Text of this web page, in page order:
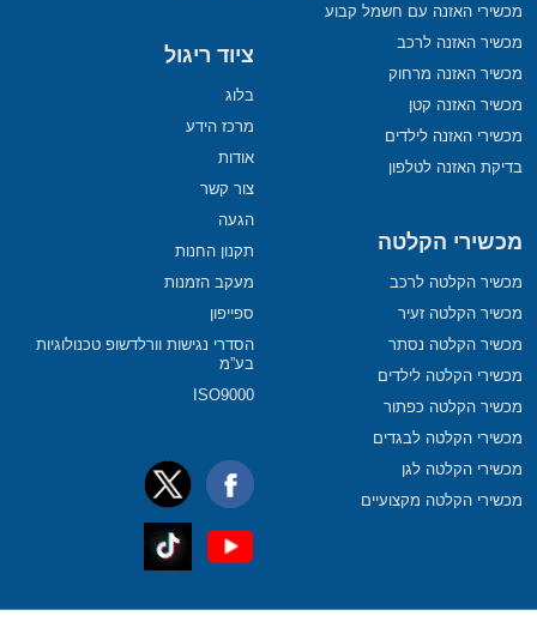
מכשירי האזנה עם חשמל קבוע
מכשיר האזנה לרכב
מכשיר האזנה מרחוק
מכשיר האזנה קטן
מכשירי האזנה לילדים
בדיקת האזנה לטלפון
מכשירי הקלטה
מכשיר הקלטה לרכב
מכשיר הקלטה זעיר
מכשיר הקלטה נסתר
מכשירי הקלטה לילדים
מכשיר הקלטה כפתור
מכשירי הקלטה לבגדים
מכשירי הקלטה לגן
מכשירי הקלטה מקצועיים
ציוד ריגול
בלוג
מרכז הידע
אודות
צור קשר
הגעה
תקנון החנות
מעקב הזמנות
ספייפון
הסדרי נגישות וורלדשופ טכנולוגיות
בע”מ
ISO9000